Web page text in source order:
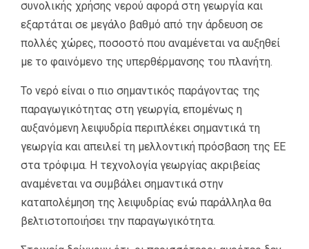
συνολικής χρήσης νερού αφορά στη γεωργία και
εξαρτάται σε μεγάλο βαθμό από την άρδευση σε
πολλές χώρες, ποσοστό που αναμένεται να αυξηθεί
με το φαινόμενο της υπερθέρμανσης του πλανήτη.
Το νερό είναι ο πιο σημαντικός παράγοντας της
παραγωγικότητας στη γεωργία, επομένως η
αυξανόμενη λειψυδρία περιπλέκει σημαντικά τη
γεωργία και απειλεί τη μελλοντική πρόσβαση της ΕΕ
στα τρόφιμα. Η τεχνολογία γεωργίας ακριβείας
αναμένεται να συμβάλει σημαντικά στην
καταπολέμηση της λειψυδρίας ενώ παράλληλα θα
βελτιστοποιήσει την παραγωγικότητα.